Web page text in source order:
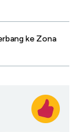
ke Zona